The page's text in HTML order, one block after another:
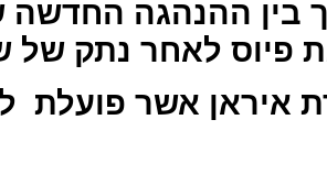
בין ההנהגה
פיוס לאחר נתק של
איראן אשר פועלת